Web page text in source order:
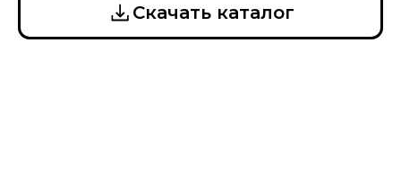
Cкачать каталог